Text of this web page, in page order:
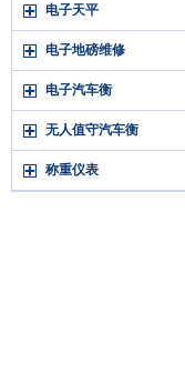
电子天平
电子地磅维修
电子汽车衡
无人值守汽车衡
称重仪表